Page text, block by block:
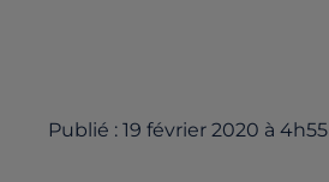
Publié : 19 février 2020 à